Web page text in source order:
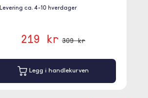
Levering ca. 4-10 hverdager
219 kr 309 kr
Legg i handlekurven